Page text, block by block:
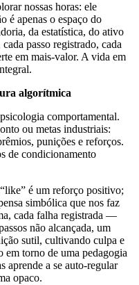
nossas horas: ele
é apenas o espaço do
da estatística, do ativo
passo registrado, cada
em mais-valor. A vida em
algorítmica
comportamental.
ou metas industriais:
punições e reforços.
de condicionamento
é um reforço positivo;
simbólica que nos faz
cada falha registrada —
não alcançada, um
sutil, cultivando culpa e
torno de uma pedagogia
aprende a se auto-regular
opaco.